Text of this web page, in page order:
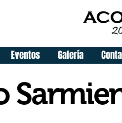
Eventos Galería